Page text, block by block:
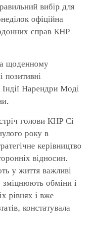
вибір для
офіційна
справ КНР
щоденному
Нарендри Моді
голови КНР Сі
року в
керівництво
відносин.
у життя важливі
зміцнюють обміни і
рівнях і вже
констатувала